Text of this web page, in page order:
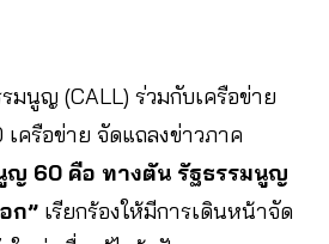
มนูญ (CALL) ร่วมกับเครือข่าย
ครือข่าย จัดแถลงข่าวภาค
ญ 60 คือ ทางตัน รัฐธรรมนูญ
ก” เรียกร้องให้มีการเดินหน้าจัด